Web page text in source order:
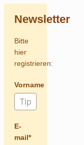
Newsletter
Bitte
hier
registrieren:
Vorname
E-
mail*